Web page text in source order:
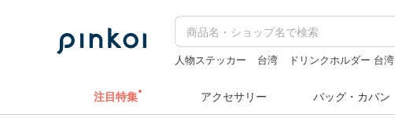
人物ステッカー 台湾 ドリンクホルダー 台湾
注目特集 アクセサリー バッグ・カバン